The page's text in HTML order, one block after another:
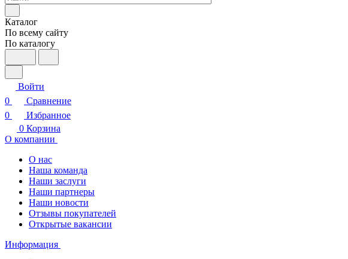
Каталог
По всему сайту
По каталогу
Войти
0
Сравнение
0
Избранное
0 Корзина
О компании
О нас
Наша команда
Наши заслуги
Наши партнеры
Наши новости
Отзывы покупателей
Открытые вакансии
Информация